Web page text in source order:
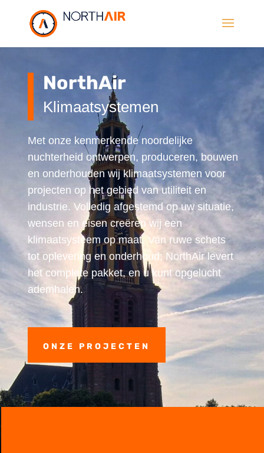
NorthAir
Klimaatsystemen
Met onze kenmerkende noordelijke
nuchterheid ontwerpen, produceren, bouwen
en onderhouden wij klimaatsystemen voor
projecten op het gebied van utiliteit en
industrie. Volledig afgestemd op uw situatie,
wensen en eisen creëren wij een
klimaatsysteem op maat. Van ruwe schets
tot oplevering en onderhoud; NorthAir levert
het complete pakket, en u kunt opgelucht
ademhalen.
ONZE PROJECTEN